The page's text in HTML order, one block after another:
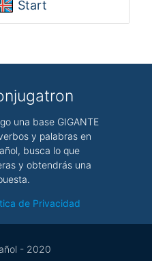
Start
una base GIGANTE
y palabras en
busca lo que
y obtendrás una
de Privacidad
- 2020